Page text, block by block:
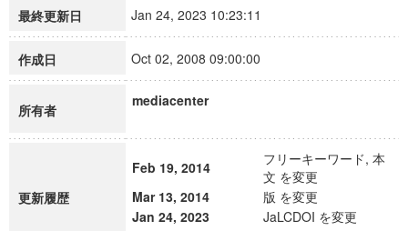
最終更新日 Jan 24, 2023 10:23:11
作成日 Oct 02, 2008 09:00:00
所有者
mediacenter
更新履歴
Feb 19, 2014
フリーキーワード, 本
文 を変更
Mar 13, 2014
版 を変更
Jan 24, 2023
JaLCDOI を変更